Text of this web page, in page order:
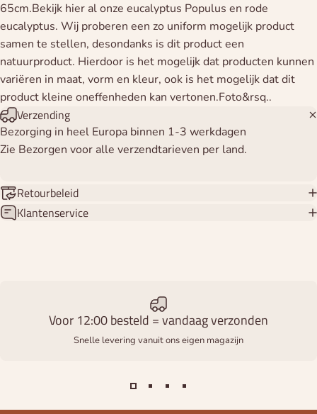
65cm.Bekijk hier al onze eucalyptus Populus en rode
eucalyptus. Wij proberen een zo uniform mogelijk product
samen te stellen, desondanks is dit product een
natuurproduct. Hierdoor is het mogelijk dat producten kunnen
variëren in maat, vorm en kleur, ook is het mogelijk dat dit
product kleine oneffenheden kan vertonen.Foto&rsq..
Verzending
Bezorging in heel Europa binnen 1-3 werkdagen
Zie Bezorgen voor alle verzendtarieven per land.
Retourbeleid
Klantenservice
Voor 12:00 besteld = vandaag verzonden
Snelle levering vanuit ons eigen magazijn